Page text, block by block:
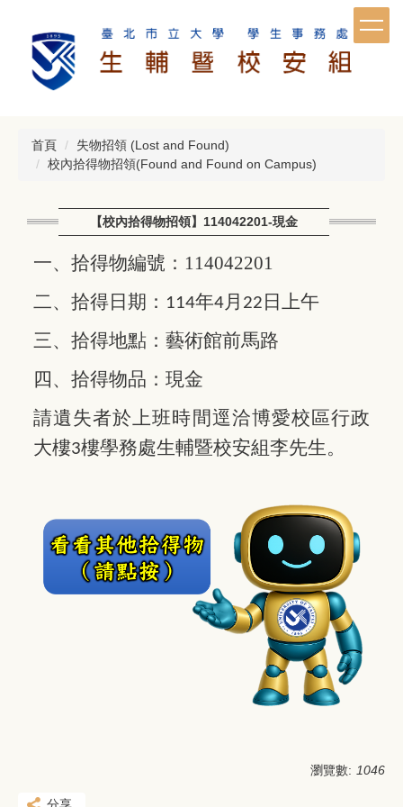
首頁
失物招領 (Lost and Found)
校內拾得物招領(Found and Found on Campus)
【校內拾得物招領】114042201-現金
一、拾得物編號：114042201
二、拾得日期： 114年4月 22 日上午
三、拾得地點：藝術館前馬路
四、拾得物品：現金
請遺失者於上班時間逕洽博愛校區行政
大樓3樓學務處生輔暨校安組李先生。
瀏覽數: 1046